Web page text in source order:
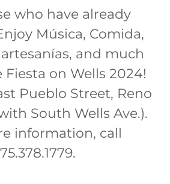
who have already
Música, Comida,
and much
on Wells 2024!
Pueblo Street, Reno
South Wells Ave.).
information, call